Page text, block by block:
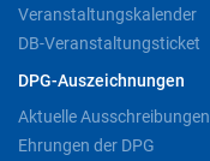
Veranstaltungskalender
DB-Veranstaltungsticket
DPG-Auszeichnungen
Aktuelle Ausschreibungen
Ehrungen der DPG